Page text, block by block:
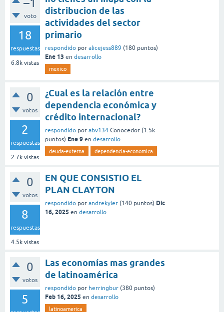
–1
voto
18
respuestas
6.8k vistas
distribucion de las
actividades del sector
primario
respondido por alicejess889 (180 puntos)
Ene 13 en desarrollo
mexico
0
votos
2
respuestas
2.7k vistas
¿Cual es la relación entre
dependencia económica y
crédito internacional?
respondido por abv134 Conocedor (1.5k
puntos) Ene 9 en desarrollo
deuda-externa dependencia-economica
0
votos
8
respuestas
4.5k vistas
EN QUE CONSISTIO EL
PLAN CLAYTON
respondido por andrekyler (140 puntos) Dic
16, 2025 en desarrollo
0
votos
5
Las economías mas grandes
de latinoamérica
respondido por herringbur (380 puntos)
Feb 16, 2025 en desarrollo
latinoamerica